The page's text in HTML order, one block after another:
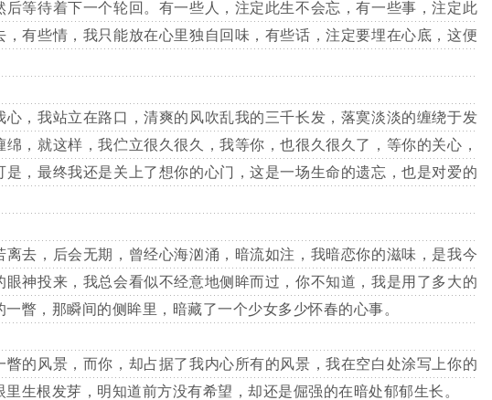
后等待着下一个轮回。有一些人，注定此生不会忘，有一些事，注定此
，有些情，我只能放在心里独自回味，有些话，注定要埋在心底，这便
我站立在路口，清爽的风吹乱我的三千长发，落寞淡淡的缠绕于发
绵，就这样，我伫立很久很久，我等你，也很久很久了，等你的关心，
是，最终我还是关上了想你的心门，这是一场生命的遗忘，也是对爱的
，后会无期，曾经心海汹涌，暗流如注，我暗恋你的滋味，是我今
眼神投来，我总会看似不经意地侧眸而过，你不知道，我是用了多大的
瞥，那瞬间的侧眸里，暗藏了一个少女多少怀春的心事。
风景，而你，却占据了我内心所有的风景，我在空白处涂写上你的
生根发芽，明知道前方没有希望，却还是倔强的在暗处郁郁生长。